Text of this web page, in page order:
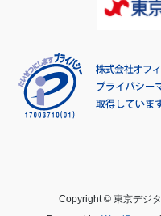
Copyright © 東京デジ